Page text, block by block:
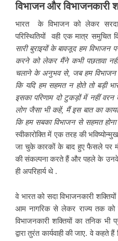
विभाजन और विभाजनकारी
भारत के विभाजन को लेकर
परिस्थितियों वही एक मात्र समुचित
सारी बुराइयों के बावजूद हम विभाजन
करने को लेकर मैंने कभी पछतावा
चलाने के अनुभव से, जब हम
कि यदि हम सहमत न होते तो बड़ी
इसका परिणाम दो टुकड़ों में नहीं
लोग जैसा भी कहें, मैं इस बात का
कि हम सबका विभाजन से सहमत
स्वीकारोक्ति में एक तरह की
जा चुके कारकों के बाद हुए फैसले
की संकल्पना करते हैं और पहले के उनके
ही अपरिहार्य थे .
वे भारत को सदा विभाजनकारी
आम नागरिक से लेकर राज्य तक को
विभाजनकारी शक्तियों का तनिक भी
द्वारा तुरंत कार्यवाही की जाए. वे कहते हैं